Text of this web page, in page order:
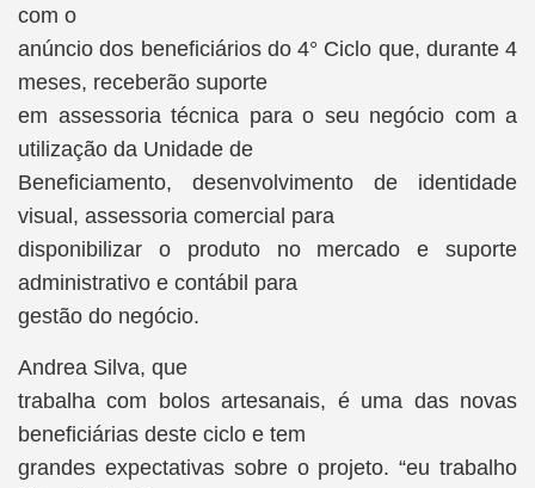
com o
anúncio dos beneficiários do 4° Ciclo que, durante 4
meses, receberão suporte
em assessoria técnica para o seu negócio com a
utilização da Unidade de
Beneficiamento, desenvolvimento de identidade
visual, assessoria comercial para
disponibilizar o produto no mercado e suporte
administrativo e contábil para
gestão do negócio.
Andrea Silva, que
trabalha com bolos artesanais, é uma das novas
beneficiárias deste ciclo e tem
grandes expectativas sobre o projeto. “eu trabalho